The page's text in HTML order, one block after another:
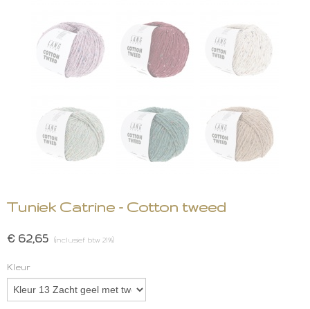
Tuniek Catrine - Cotton tweed
€ 62,65 (inclusief btw 21%)
Kleur